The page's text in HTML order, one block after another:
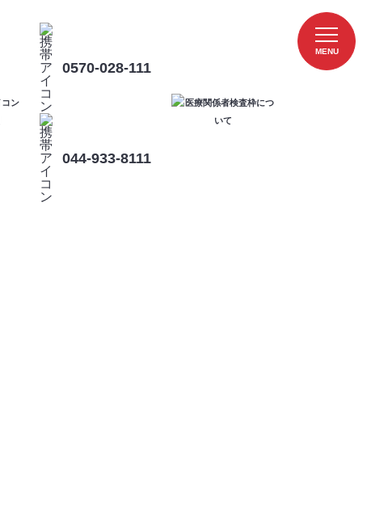
0570-028-111
044-933-8111
MENU